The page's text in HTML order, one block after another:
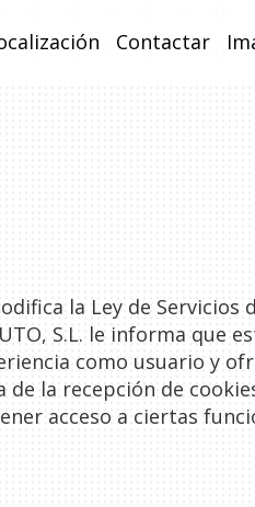
Contactar
la Ley de Servicios
S.L. le informa que
como usuario y
de la recepción de
acceso a ciertas